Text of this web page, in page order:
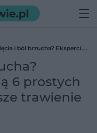
i ból brzucha? Eksperci
trawienie
6 prostych
trawienie